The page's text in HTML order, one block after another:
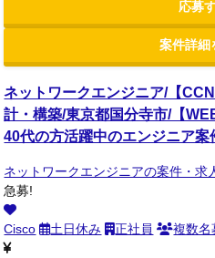
応募
案件詳細
ネットワークエンジニア/【
計・構築/東京都国分寺市/【
40代の方活躍中のエンジニア案
ネットワークエンジニアの案件・求
急募!
Cisco 土日休み 正社員 複数名